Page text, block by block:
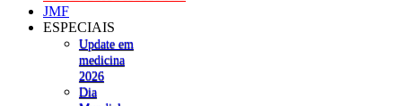
JMF
ESPECIAIS
Update em
medicina
2026
Dia